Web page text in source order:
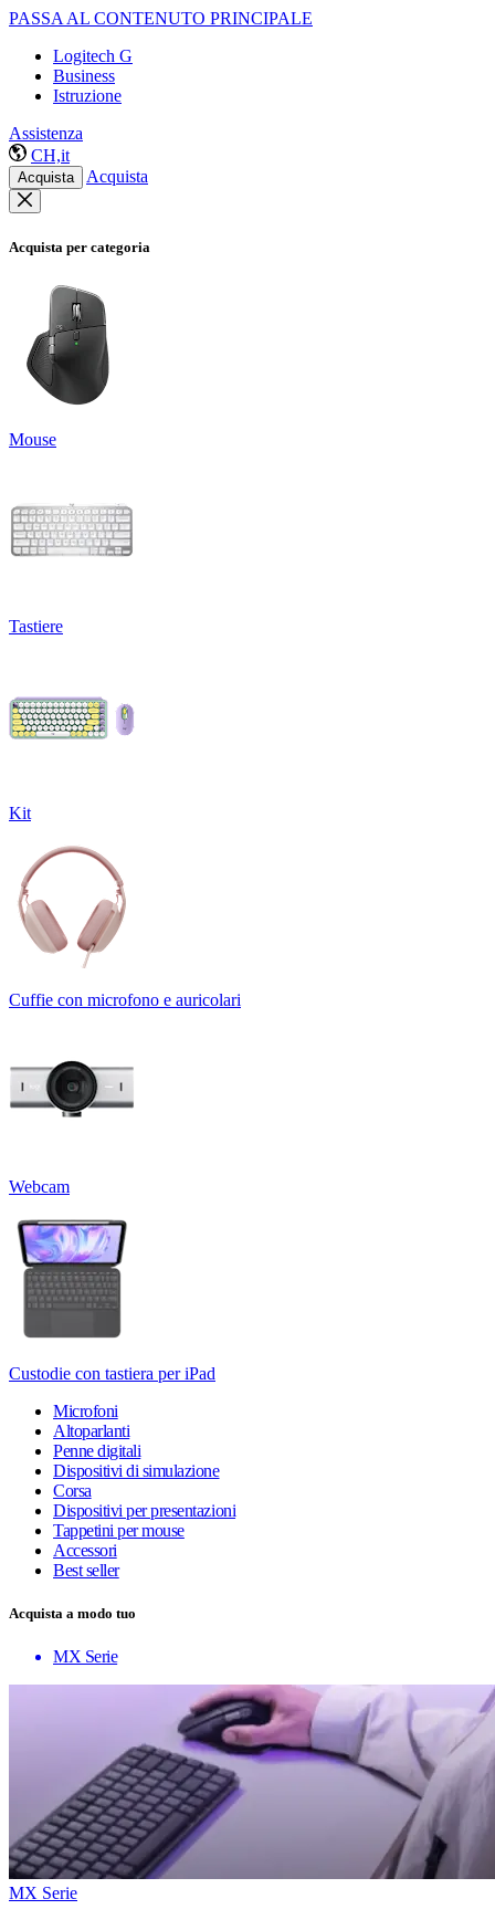
PASSA AL CONTENUTO PRINCIPALE
Logitech G
Business
Istruzione
Assistenza
CH,it
Acquista Acquista
Acquista per categoria
Mouse
Tastiere
Kit
Cuffie con microfono e auricolari
Webcam
Custodie con tastiera per iPad
Microfoni
Altoparlanti
Penne digitali
Dispositivi di simulazione
Corsa
Dispositivi per presentazioni
Tappetini per mouse
Accessori
Best seller
Acquista a modo tuo
MX Serie
MX Serie